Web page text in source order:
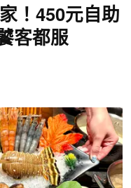
！450元自助
客都服